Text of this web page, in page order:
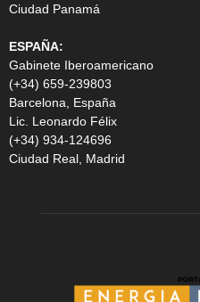
Ciudad Panamá
ESPAÑA:
Gabinete Iberoamericano
(+34) 659-239803
Barcelona, España
Lic. Leonardo Félix
(+34) 934-124696
Ciudad Real, Madrid